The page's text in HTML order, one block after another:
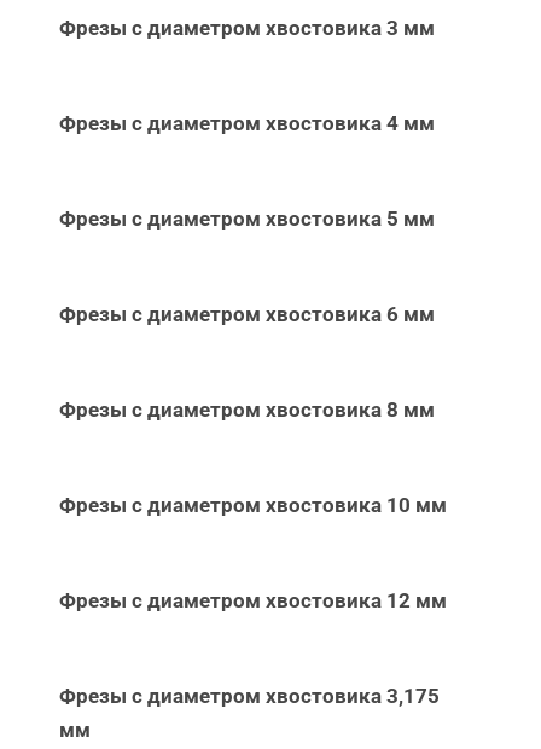
Фрезы с диаметром хвостовика 3 мм
Фрезы с диаметром хвостовика 4 мм
Фрезы с диаметром хвостовика 5 мм
Фрезы с диаметром хвостовика 6 мм
Фрезы с диаметром хвостовика 8 мм
Фрезы с диаметром хвостовика 10 мм
Фрезы с диаметром хвостовика 12 мм
Фрезы с диаметром хвостовика 3,175
мм